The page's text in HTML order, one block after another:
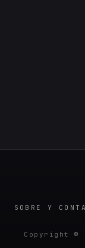
SOBRE Y
Copyright ©